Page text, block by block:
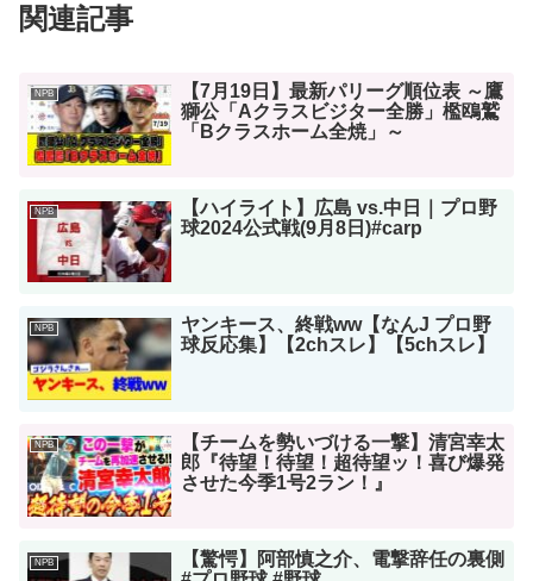
関連記事
NPB
【7月19日】最新パリーグ順位表 ～鷹
獅公「Aクラスビジター全勝」檻鴎鷲
「Bクラスホーム全焼」～
NPB
【ハイライト】広島 vs.中日｜プロ野
球2024公式戦(9月8日)#carp
NPB
ヤンキース、終戦ww【なんJ プロ野
球反応集】【2chスレ】【5chスレ】
NPB
【チームを勢いづける一撃】清宮幸太
郎『待望！待望！超待望ッ！喜び爆発
させた今季1号2ラン！』
NPB
【驚愕】阿部慎之介、電撃辞任の裏側